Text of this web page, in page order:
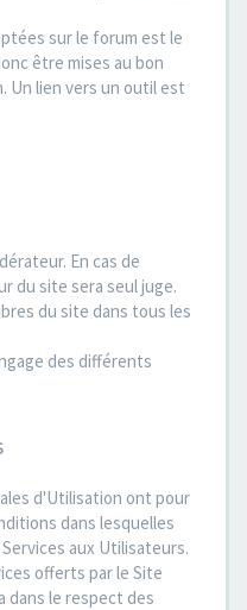
sur le forum est le
être mises au bon
Un lien vers un outil est
En cas de
du site sera seul juge.
du site dans tous les
des différents
d'Utilisation ont pour
dans lesquelles
aux Utilisateurs.
offerts par le Site
dans le respect des